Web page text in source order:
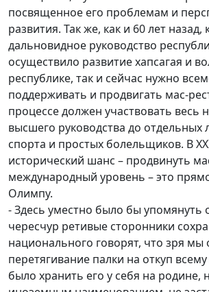
посвященное его проблемам и
развития. Так же, как и 60 лет назад,
дальновидное руководство
осуществило развитие хапсагая и
республике, так и сейчас нужно
поддерживать и продвигать мас-
процессе должен участвовать весь
высшего руководства до отдельных
спорта и простых болельщиков. В
исторический шанс – продвинуть
международный уровень – это
Олимпу.
- Здесь уместно было бы упомянуть
чересчур ретивые сторонники
национального говорят, что зря
перетягивание палки на откуп
было хранить его у себя на родине,